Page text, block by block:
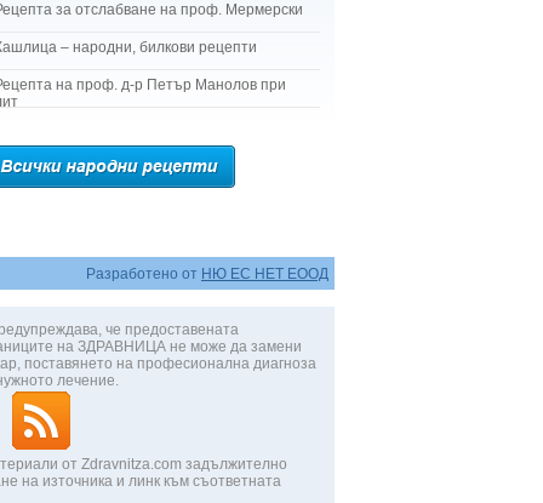
за отслабване на проф. Мермерски
– народни, билкови рецепти
на проф. д-р Петър Манолов при
Разработено от НЮ ЕС НЕТ ЕООД
че предоставената
на ЗДРАВНИЦА не може да замени
поставянето на професионална диагноза
лечение.
от Zdravnitza.com задължително
на източника и линк към съответната